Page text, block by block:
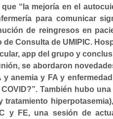
“la mejoría en el
para comunicar
de reingresos en
Consulta de UMIPIC.
app del grupo y
se abordaron
anemia y FA y
También hubo una
tratamiento
y FE, una sesión de